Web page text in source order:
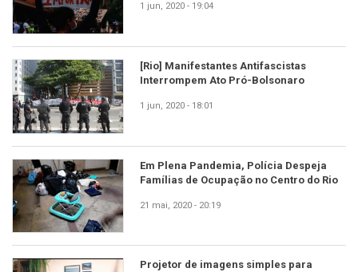
1 jun, 2020 - 19:04
[Rio] Manifestantes Antifascistas
Interrompem Ato Pró-Bolsonaro
1 jun, 2020 - 18:01
Em Plena Pandemia, Polícia Despeja
Famílias de Ocupação no Centro do Rio
21 mai, 2020 - 20:19
Projetor de imagens simples para